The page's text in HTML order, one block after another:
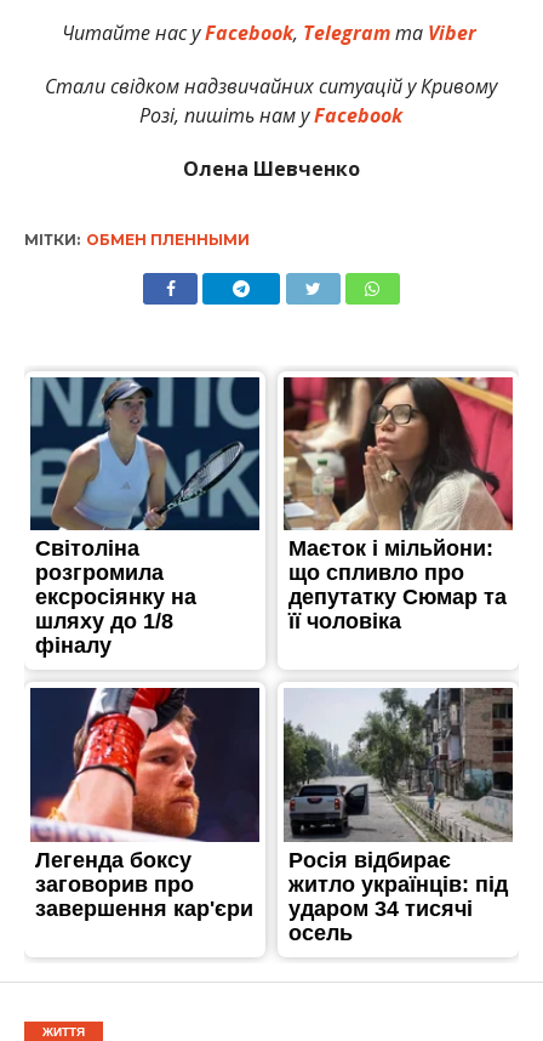
Читайте нас уFacebook, Telegramта Viber
Стали свідком надзвичайних ситуацій у Кривому
Розі, пишіть нам уFacebook
Олена Шевченко
МІТКИ: ОБМЕН ПЛЕННЫМИ
ЖИТТЯ